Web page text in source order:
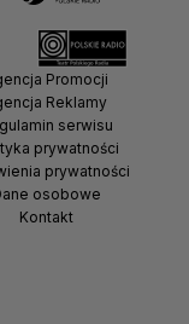
Promocji
Reklamy
serwisu
prywatności
prywatności
osobowe
Kontakt